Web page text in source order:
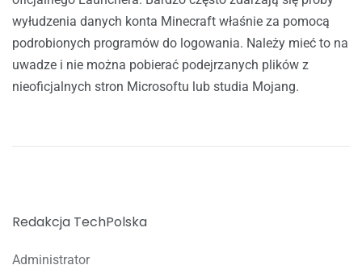
wyłudzenia danych konta Minecraft właśnie za pomocą
podrobionych programów do logowania. Należy mieć to na
uwadze i nie można pobierać podejrzanych plików z
nieoficjalnych stron Microsoftu lub studia Mojang.
Redakcja TechPolska
Administrator